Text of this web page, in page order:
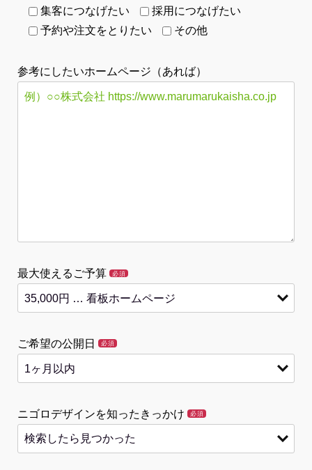
集客につなげたい
採用につなげたい
予約や注文をとりたい
その他
参考にしたいホームページ（あれば）
最大使えるご予算 必須
ご希望の公開日 必須
ニゴロデザインを知ったきっかけ 必須